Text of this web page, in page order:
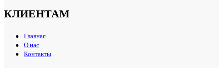
КЛИЕНТАМ
Главная
О нас
Контакты